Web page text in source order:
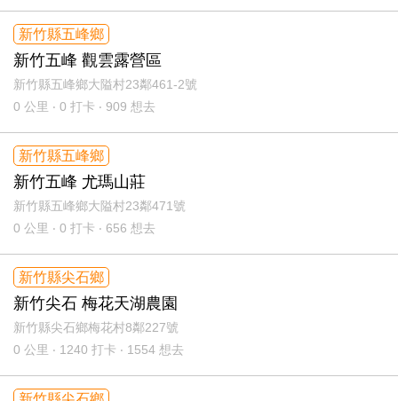
新竹縣五峰鄉
新竹五峰 觀雲露營區
新竹縣五峰鄉大隘村23鄰461-2號
0 公里 ‧ 0 打卡 ‧ 909 想去
新竹縣五峰鄉
新竹五峰 尤瑪山莊
新竹縣五峰鄉大隘村23鄰471號
0 公里 ‧ 0 打卡 ‧ 656 想去
新竹縣尖石鄉
新竹尖石 梅花天湖農園
新竹縣尖石鄉梅花村8鄰227號
0 公里 ‧ 1240 打卡 ‧ 1554 想去